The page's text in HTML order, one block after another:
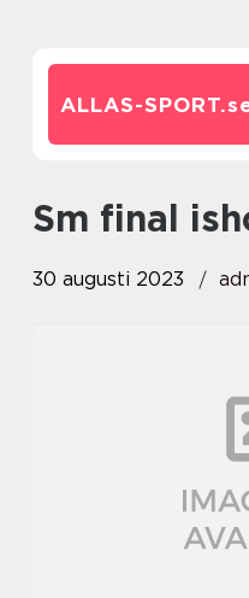
ALLAS-SPORT.
sm final
30 augusti 2023